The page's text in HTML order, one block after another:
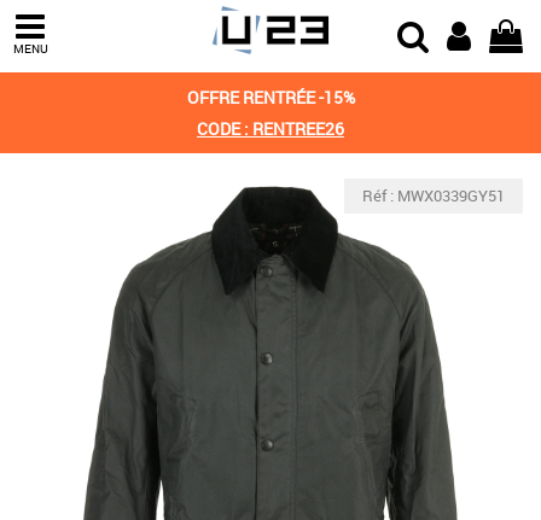
MENU
OFFRE RENTRÉE -15%
CODE : RENTREE26
Réf : MWX0339GY51